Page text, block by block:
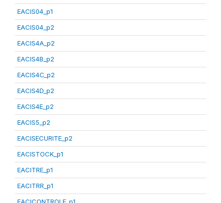
EACIS04_p1
EACIS04_p2
EACIS4A_p2
EACIS4B_p2
EACIS4C_p2
EACIS4D_p2
EACIS4E_p2
EACIS5_p2
EACISECURITE_p2
EACISTOCK_p1
EACITRE_p1
EACITRR_p1
EACICONTROLE_p1